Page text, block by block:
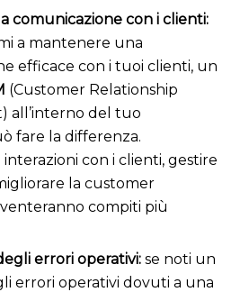
comunicazione con i clienti:
a mantenere una
efficace con i tuoi clienti, un
(Customer Relationship
all’interno del tuo
fare la differenza.
con i clienti, gestire
la customer
compiti più
errori operativi: se noti un
errori operativi dovuti a una